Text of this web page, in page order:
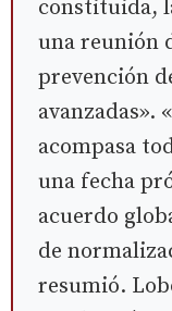
constituida,
una reunión
prevención
avanzadas».
acompasa
una fecha
acuerdo
de
resumió.